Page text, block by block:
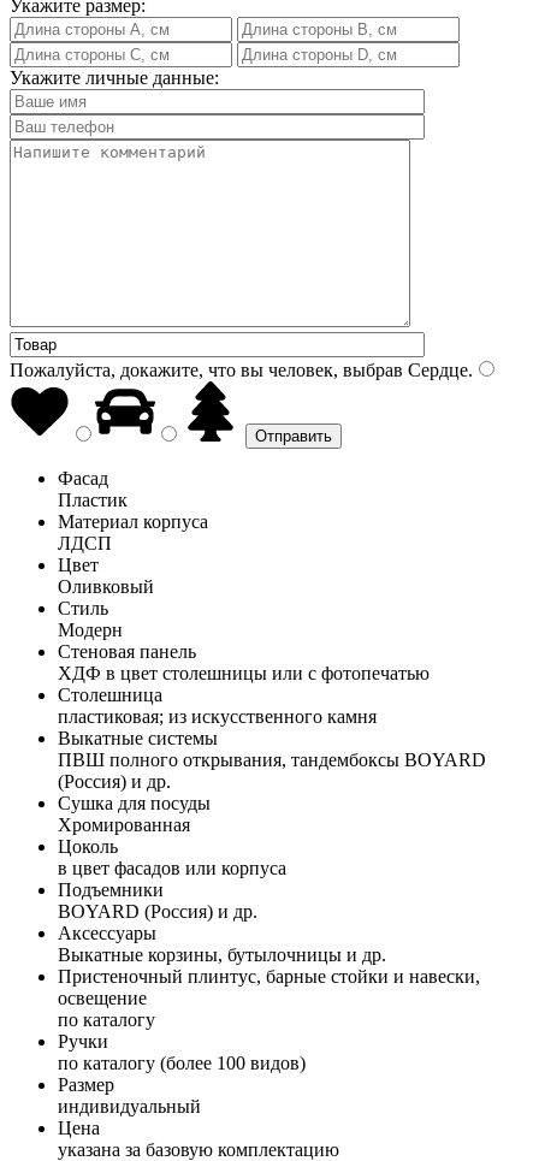
Укажите размер:
Укажите личные данные:
Пожалуйста, докажите, что вы человек, выбрав Сердце.
Фасад
Пластик
Материал корпуса
ЛДСП
Цвет
Оливковый
Стиль
Модерн
Стеновая панель
ХДФ в цвет столешницы или с фотопечатью
Столешница
пластиковая; из искусственного камня
Выкатные системы
ПВШ полного открывания, тандембоксы BOYARD
(Россия) и др.
Сушка для посуды
Хромированная
Цоколь
в цвет фасадов или корпуса
Подъемники
BOYARD (Россия) и др.
Аксессуары
Выкатные корзины, бутылочницы и др.
Пристеночный плинтус, барные стойки и навески,
освещение
по каталогу
Ручки
по каталогу (более 100 видов)
Размер
индивидуальный
Цена
указана за базовую комплектацию